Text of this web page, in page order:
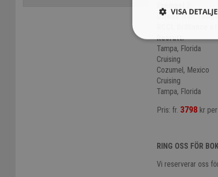
Exempel 3:
Utresa från Tampa
Resrutt:
Tampa, Florida
Cruising
Cozumel, Mexico
Cruising
Tampa, Florida
Pris: fr. 3798 kr
RING OSS FÖR
Vi reserverar oss
VISA